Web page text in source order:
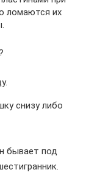
ломаются их
снизу либо
бывает под